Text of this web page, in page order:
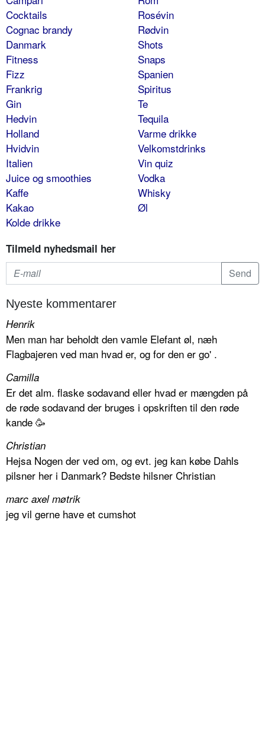
Cocktails
Cognac brandy
Danmark
Fitness
Fizz
Frankrig
Gin
Hedvin
Holland
Hvidvin
Italien
Juice og smoothies
Kaffe
Kakao
Kolde drikke
Rosévin
Rødvin
Shots
Snaps
Spanien
Spiritus
Te
Tequila
Varme drikke
Velkomstdrinks
Vin quiz
Vodka
Whisky
Øl
Tilmeld nyhedsmail her
Nyeste kommentarer
Henrik
Men man har beholdt den vamle Elefant øl, næh
Flagbajeren ved man hvad er, og for den er go' .
Camilla
Er det alm. flaske sodavand eller hvad er mængden på
de røde sodavand der bruges i opskriften til den røde
kande 🥳
Christian
Hejsa Nogen der ved om, og evt. jeg kan købe Dahls
pilsner her i Danmark? Bedste hilsner Christian
marc axel møtrik
jeg vil gerne have et cumshot